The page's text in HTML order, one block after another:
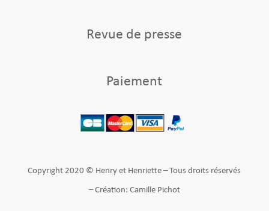
Revue de presse
Paiement
Copyright 2020 © Henry et Henriette – Tous droits réservés
– Création: Camille Pichot